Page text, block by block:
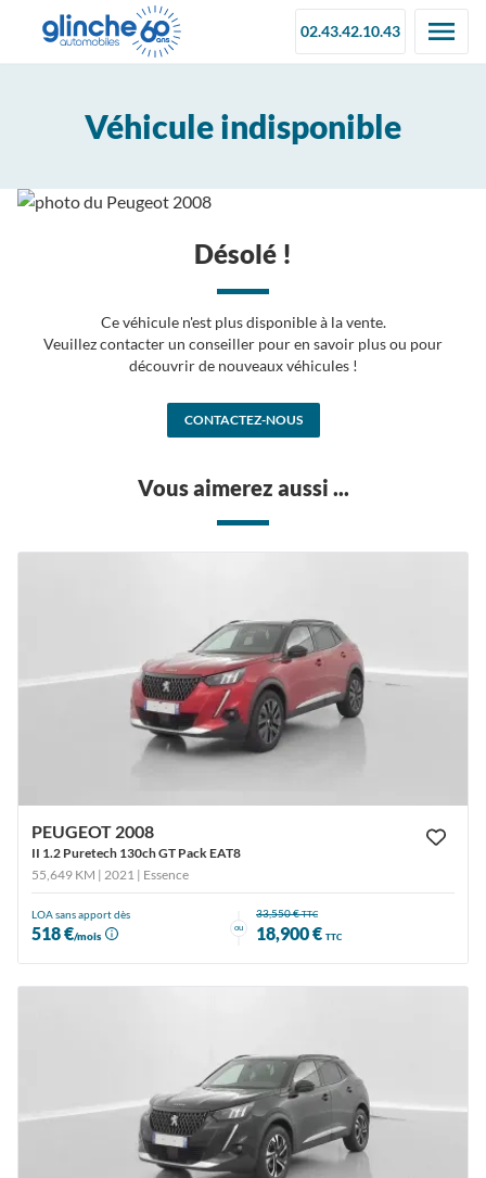
02.43.42.10.43
Véhicule indisponible
Désolé !
Ce véhicule n'est plus disponible à la vente.
Veuillez contacter un conseiller pour en savoir plus ou pour
découvrir de nouveaux véhicules !
CONTACTEZ-NOUS
Vous aimerez aussi ...
PEUGEOT 2008
II 1.2 Puretech 130ch GT Pack EAT8
55,649 KM | 2021 | Essence
LOA sans apport dès
518 €/mois
ou
33,550 €TTC
18,900 € TTC